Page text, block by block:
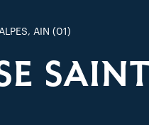
AIN (01)